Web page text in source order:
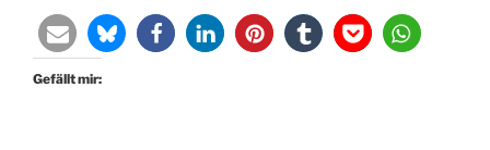
Gefällt mir: